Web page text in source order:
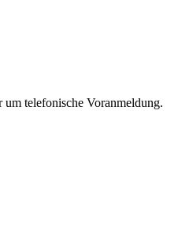
telefonische Voranmeldung.